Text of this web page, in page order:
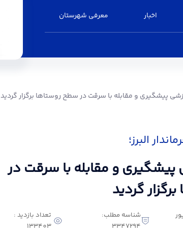
اخبار معرفی شهرستان
پیشگیری و مقابله با سرقت در سطح روستاها برگزار گردید
البرز؛
و مقابله با سرقت در
گردید
شناسه مطلب:
3347294
تعداد بازدید :
133403